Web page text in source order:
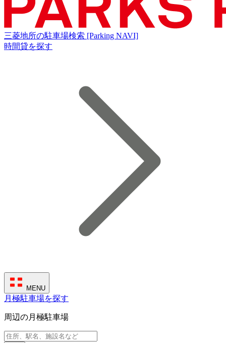
三菱地所の駐車場検索 [Parking NAVI]
時間貸を探す
MENU
月極駐車場を探す
周辺の月極駐車場